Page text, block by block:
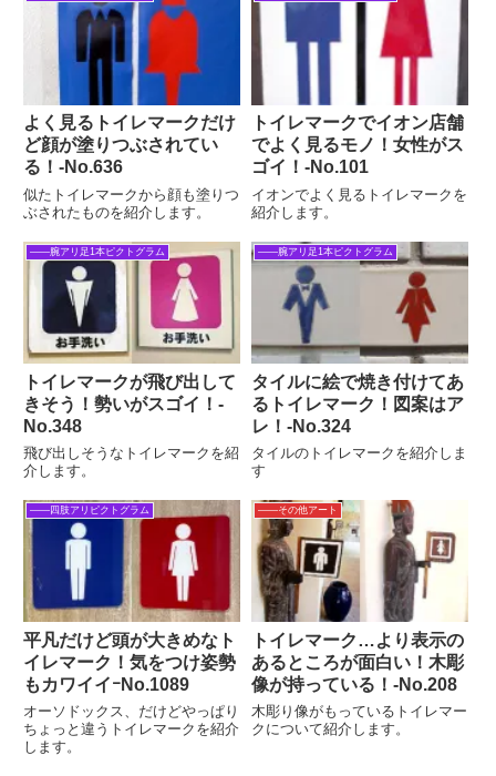
よく見るトイレマークだけ
ど顔が塗りつぶされてい
る！‐No.636
似たトイレマークから顔も塗りつ
ぶされたものを紹介します。
トイレマークでイオン店舗
でよく見るモノ！女性がス
ゴイ！‐No.101
イオンでよく見るトイレマークを
紹介します。
――腕アリ足1本ピクトグラム
トイレマークが飛び出して
きそう！勢いがスゴイ！‐
No.348
飛び出しそうなトイレマークを紹
介します。
――腕アリ足1本ピクトグラム
タイルに絵で焼き付けてあ
るトイレマーク！図案はア
レ！‐No.324
タイルのトイレマークを紹介しま
す
――四肢アリピクトグラム
平凡だけど頭が大きめなト
イレマーク！気をつけ姿勢
もカワイイｰNo.1089
オーソドックス、だけどやっぱり
ちょっと違うトイレマークを紹介
します。
――その他アート
トイレマーク…より表示の
あるところが面白い！木彫
像が持っている！-No.208
木彫り像がもっているトイレマー
クについて紹介します。